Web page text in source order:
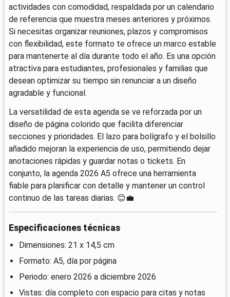
actividades con comodidad, respaldada por un calendario
de referencia que muestra meses anteriores y próximos.
Si necesitas organizar reuniones, plazos y compromisos
con flexibilidad, este formato te ofrece un marco estable
para mantenerte al día durante todo el año. Es una opción
atractiva para estudiantes, profesionales y familias que
desean optimizar su tiempo sin renunciar a un diseño
agradable y funcional.
La versatilidad de esta agenda se ve reforzada por un
diseño de página colorido que facilita diferenciar
secciones y prioridades. El lazo para bolígrafo y el bolsillo
añadido mejoran la experiencia de uso, permitiendo dejar
anotaciones rápidas y guardar notas o tickets. En
conjunto, la agenda 2026 A5 ofrece una herramienta
fiable para planificar con detalle y mantener un control
continuo de las tareas diarias. 😊💼
Especificaciones técnicas
Dimensiones: 21 x 14,5 cm
Formato: A5, día por página
Periodo: enero 2026 a diciembre 2026
Vistas: día completo con espacio para citas y notas